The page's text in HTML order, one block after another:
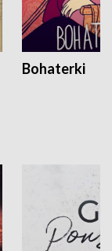
Bohaterki